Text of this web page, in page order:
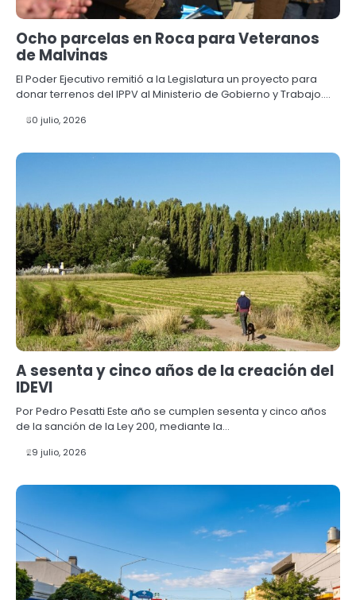
Ocho parcelas en Roca para Veteranos
de Malvinas
El Poder Ejecutivo remitió a la Legislatura un proyecto para
donar terrenos del IPPV al Ministerio de Gobierno y Trabajo.…
30 julio, 2026
A sesenta y cinco años de la creación del
IDEVI
Por Pedro Pesatti Este año se cumplen sesenta y cinco años
de la sanción de la Ley 200, mediante la…
29 julio, 2026